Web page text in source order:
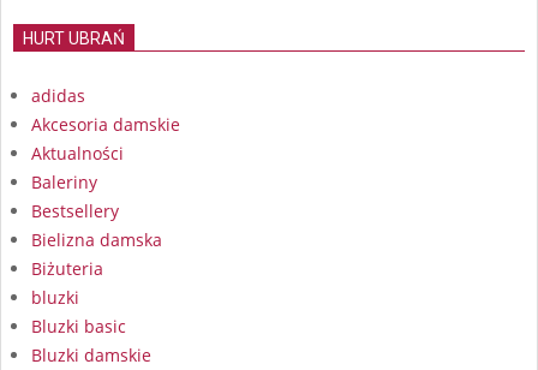
HURT UBRAŃ
adidas
Akcesoria damskie
Aktualności
Baleriny
Bestsellery
Bielizna damska
Biżuteria
bluzki
Bluzki basic
Bluzki damskie